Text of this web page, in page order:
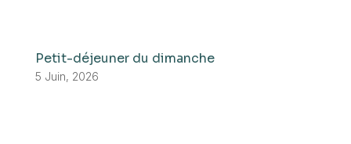
Petit-déjeuner du dimanche
5 Juin, 2026